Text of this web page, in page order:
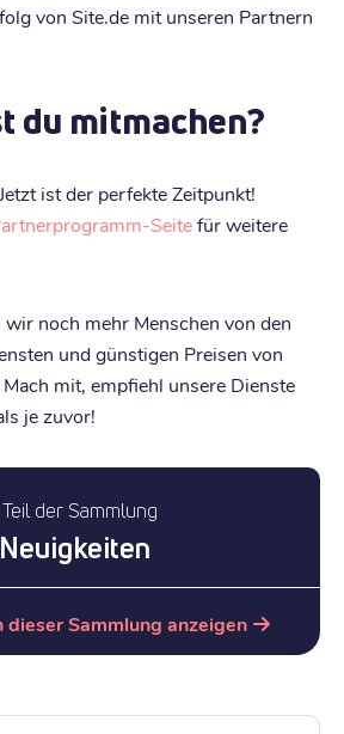
von Site.de mit unseren Partnern
du mitmachen?
ist der perfekte Zeitpunkt!
Seitefür weitere
noch mehr Menschen von den
und günstigen Preisen von
mit, empfiehl unsere Dienste
je zuvor!
der Sammlung
Sammlung anzeigen